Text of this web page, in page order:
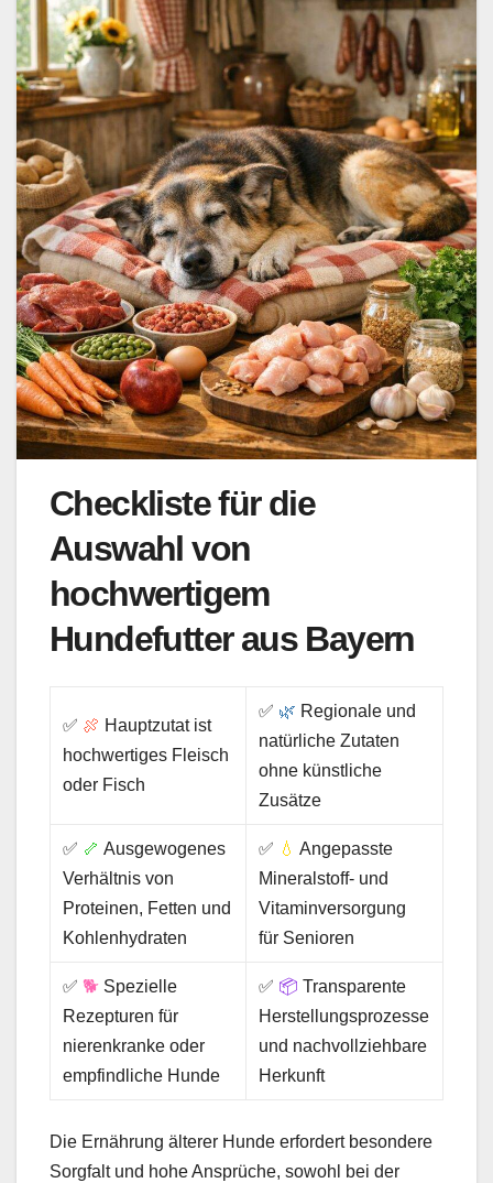
Checkliste für die
Auswahl von
hochwertigem
Hundefutter aus Bayern
✅ 🍖 Hauptzutat ist
hochwertiges Fleisch
oder Fisch
✅ 🌿 Regionale und
natürliche Zutaten
ohne künstliche
Zusätze
✅ 🦴 Ausgewogenes
Verhältnis von
Proteinen, Fetten und
Kohlenhydraten
✅ 💧 Angepasste
Mineralstoff- und
Vitaminversorgung
für Senioren
✅🐕 Spezielle
Rezepturen für
nierenkranke oder
empfindliche Hunde
✅ 📦 Transparente
Herstellungsprozesse
und nachvollziehbare
Herkunft
Die Ernährung älterer Hunde erfordert besondere
Sorgfalt und hohe Ansprüche, sowohl bei der